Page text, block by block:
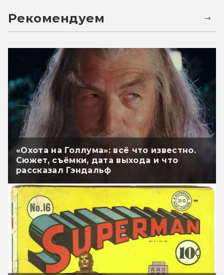
Рекомендуем
«Охота на Голлума»: всё что известно.
Сюжет, съёмки, дата выхода и что
рассказал Гэндальф